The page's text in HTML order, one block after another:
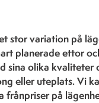
stor variation på
planerade ettor
sina olika kvaliteter
eller uteplats. Vi
frånpriser på